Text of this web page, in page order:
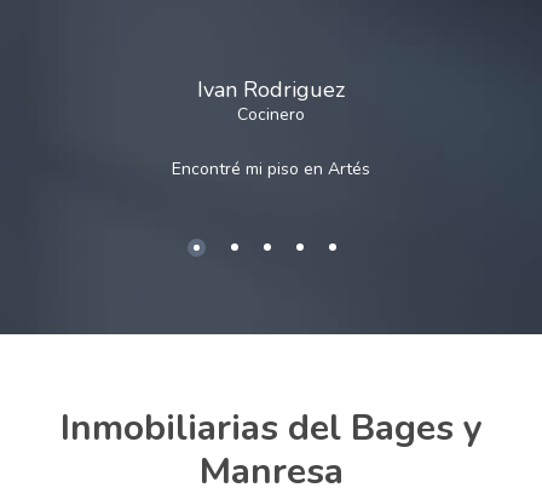
Ivan Rodriguez
Cocinero
Encontré mi piso en Artés
Inmobiliarias del Bages y
Manresa